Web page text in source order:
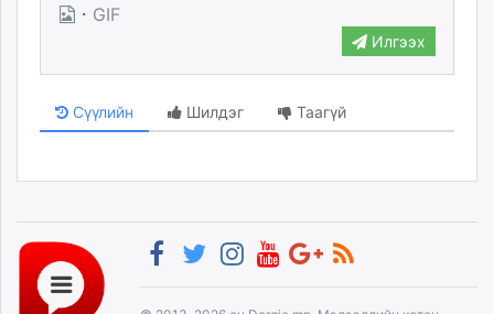
· GIF
Илгээх
Сүүлийн Шилдэг Таагүй